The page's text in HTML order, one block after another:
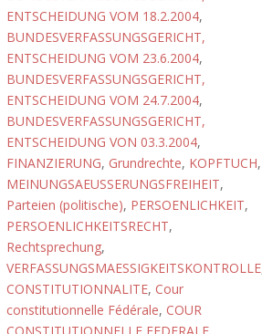
ENTSCHEIDUNG VOM 18.2.2004,
BUNDESVERFASSUNGSGERICHT,
ENTSCHEIDUNG VOM 23.6.2004,
BUNDESVERFASSUNGSGERICHT,
ENTSCHEIDUNG VOM 24.7.2004,
BUNDESVERFASSUNGSGERICHT,
ENTSCHEIDUNG VON 03.3.2004,
FINANZIERUNG, Grundrechte, KOPFTUCH,
MEINUNGSAEUSSERUNGSFREIHEIT,
Parteien (politische), PERSOENLICHKEIT,
PERSOENLICHKEITSRECHT,
Rechtsprechung,
VERFASSUNGSMAESSIGKEITSKONTROLLE
CONSTITUTIONNALITE, Cour
constitutionnelle Fédérale, COUR